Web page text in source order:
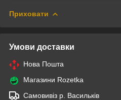
Приховати
Умови доставки
Нова Пошта
Магазини Rozetka
Самовивіз р. Васильків